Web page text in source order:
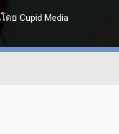
ย Cupid Media